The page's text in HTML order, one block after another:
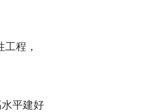
程，
平建好